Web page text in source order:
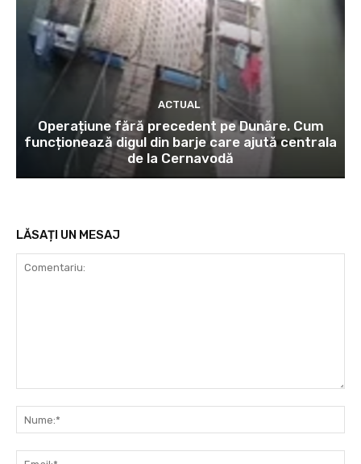
ACTUAL
Operațiune fără precedent pe Dunăre. Cum
funcționează digul din barje care ajută centrala
de la Cernavodă
LĂSAȚI UN MESAJ